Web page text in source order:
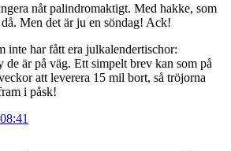
nåt palindromaktigt. Med hakke, som
Men det är ju en söndag! Ack!
inte har fått era julkalendertischor:
de är på väg. Ett simpelt brev kan som på
att leverera 15 mil bort, så tröjorna
i påsk!